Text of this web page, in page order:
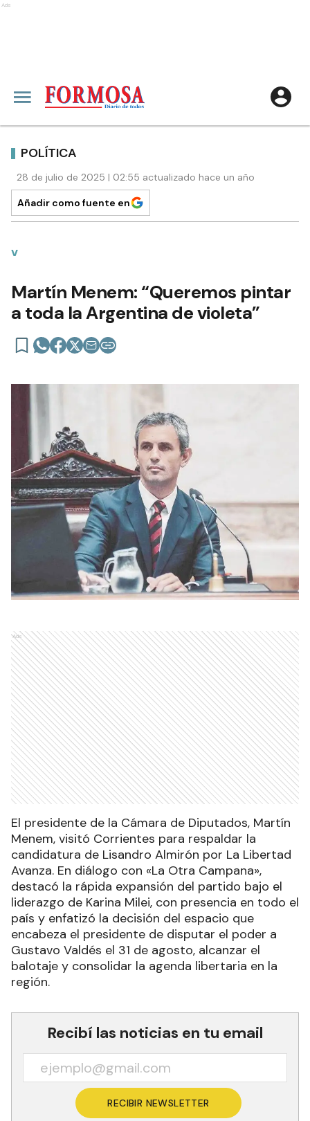
Ads
POLÍTICA
28 de julio de 2025 | 02:55 actualizado hace un año
Añadir como fuente en
v
Martín Menem: “Queremos pintar
a toda la Argentina de violeta”
Ads
El presidente de la Cámara de Diputados, Martín
Menem, visitó Corrientes para respaldar la
candidatura de Lisandro Almirón por La Libertad
Avanza. En diálogo con «La Otra Campana»,
destacó la rápida expansión del partido bajo el
liderazgo de Karina Milei, con presencia en todo el
país y enfatizó la decisión del espacio que
encabeza el presidente de disputar el poder a
Gustavo Valdés el 31 de agosto, alcanzar el
balotaje y consolidar la agenda libertaria en la
región.
Recibí las noticias en tu email
RECIBIR NEWSLETTER